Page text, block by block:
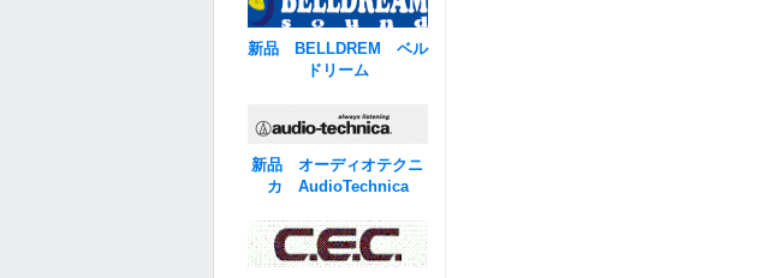
新品 BELLDREM ベル
ドリーム
新品 オーディオテクニ
カ AudioTechnica